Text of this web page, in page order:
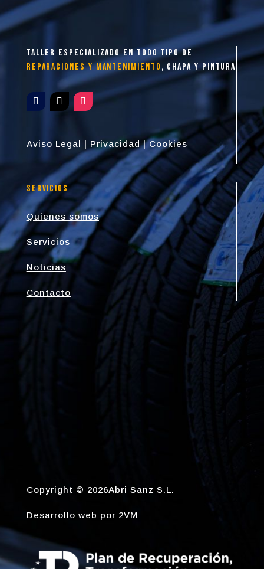
taller especializado en todo tipo de
reparaciones y mantenimiento , chapa y pintura
Aviso Legal | Privacidad|Cookies
Servicios
Quienes somos
Servicios
Noticias
Contacto
Copyright © 2026Abri Sanz S.L.
Desarrollo web por 2VM